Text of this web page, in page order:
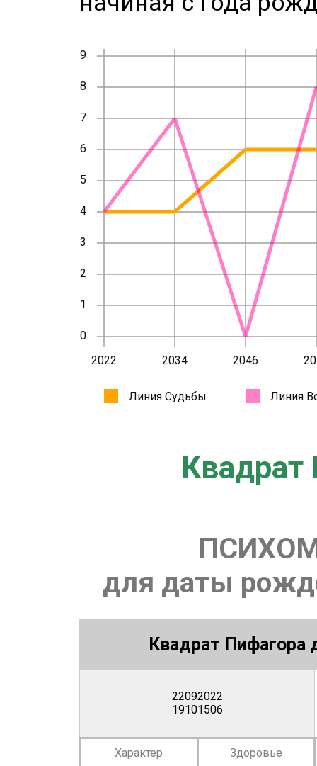
Квадрат
для даты
Квадрат Пифагора
22092022
19101506
Характер
Здоровье